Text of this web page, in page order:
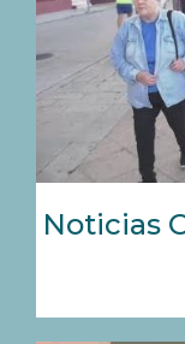
Noticias